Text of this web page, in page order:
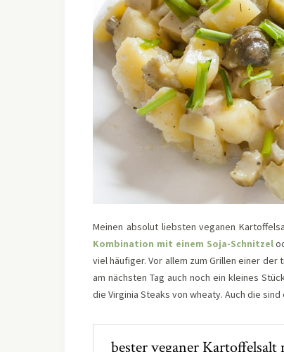
Meinen absolut liebsten veganen
Kombination mit einem Soja-Schnitzel
viel häufiger. Vor allem zum Grillen einer
am nächsten Tag auch noch ein kleines
die Virginia Steaks von wheaty. Auch die
bester veganer